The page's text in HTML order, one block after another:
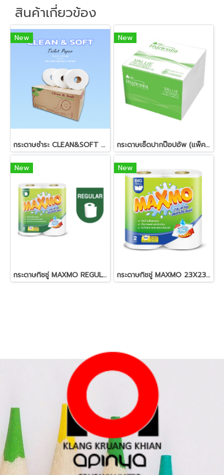
สินค้าเกี่ยวข้อง
New
กระดาษชำระ CLEAN&SOFT ม้วนใหญ่ 2ชั้น 300เมตร
New
กระดาษเช็ดปากป๊อปอัพ (แพ็ค200แผ่น) BJC Hygienist Value
New
กระดาษทิชชู่ MAXMO REGULAR-ROLL 6ม้วน (สอบถามราคา)
New
กระดาษทิชชู่ MAXMO 23X23ซม. (70แผ่น) (2ม้วน) (สอบถามราคา)